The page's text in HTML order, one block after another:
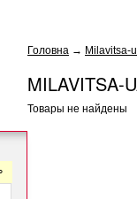
Головна → Milavitsa-
MILAVITSA-
Товары не найдены